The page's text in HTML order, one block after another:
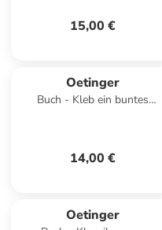
15,00 €
Oetinger
Buch - Kleb ein buntes
14,00 €
Oetinger